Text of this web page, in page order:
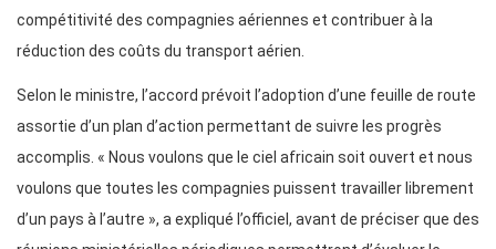
compétitivité des compagnies aériennes et contribuer à la
réduction des coûts du transport aérien.
Selon le ministre, l’accord prévoit l’adoption d’une feuille de route
assortie d’un plan d’action permettant de suivre les progrès
accomplis. « Nous voulons que le ciel africain soit ouvert et nous
voulons que toutes les compagnies puissent travailler librement
d’un pays à l’autre », a expliqué l’officiel, avant de préciser que des